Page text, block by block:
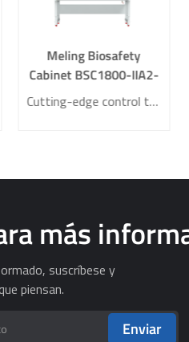
Meling Biosafety
Cabinet BSC1800-IIA2-
Cutting-edge control technology 7-inch LCD touch screen High-precision wind speed sensor High-configuration, maintenance-free EBM independent fan Using dual ultra-high efficiency ULPA filter, the cleanliness level meets ISO class 3 standard 10° tilted window design
más
suscríbese y
piensan.
Enviar